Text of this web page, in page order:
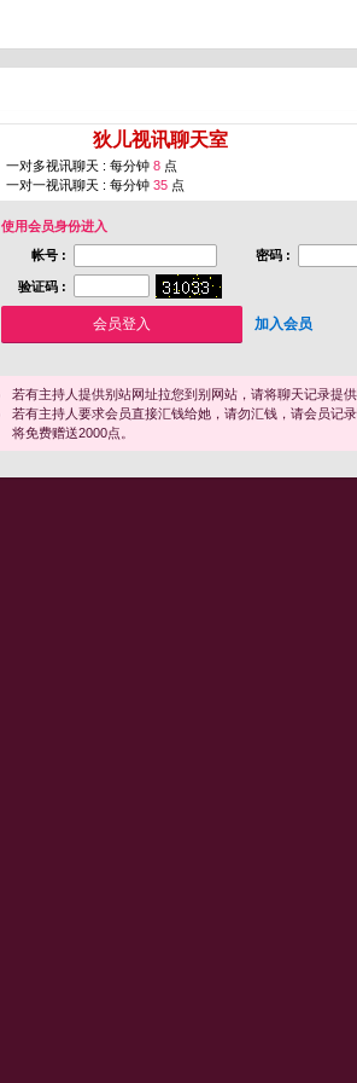
狄儿视讯聊天室
一对多视讯聊天 : 每分钟 8 点
一对一视讯聊天 : 每分钟 35 点
使用会员身份进入
帐号 :
密码 :
验证码 :
加入会员
若有主持人提供别站网址拉您到别网站，请将聊天记录提
若有主持人要求会员直接汇钱给她，请勿汇钱，请会员记
将免费赠送2000点。